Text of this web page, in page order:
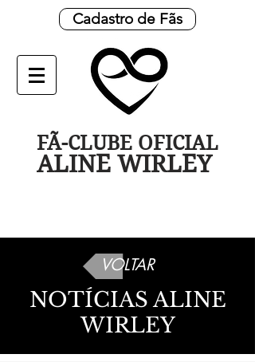
Cadastro de Fãs
FÃ-CLUBE OFICIAL
ALINE WIRLEY
VOLTAR
NOTÍCIAS ALINE
WIRLEY